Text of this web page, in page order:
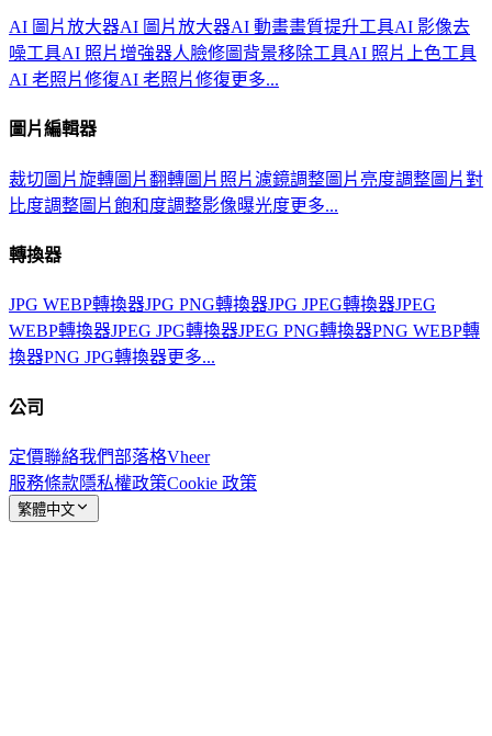
AI 圖片放大器AI 圖片放大器AI 動畫畫質提升工具AI 影像去
噪工具AI 照片增強器人臉修圖 背景移除工具AI 照片上色工具
AI 老照片修復AI 老照片修復更多...
圖片編輯器
裁切圖片旋轉圖片翻轉圖片 照片濾鏡調整圖片亮度調整圖片對
比度調整圖片飽和度調整影像曝光度更多...
轉換器
JPG WEBP轉換器JPG PNG轉換器JPG JPEG轉換器JPEG
WEBP轉換器JPEG JPG轉換器JPEG PNG轉換器PNG WEBP轉
換器PNG JPG轉換器更多...
公司
定價聯絡我們部落格Vheer
服務條款隱私權政策Cookie 政策
繁體中文